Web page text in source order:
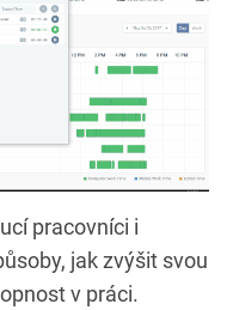
pracovníci i
jak zvýšit svou
v práci.